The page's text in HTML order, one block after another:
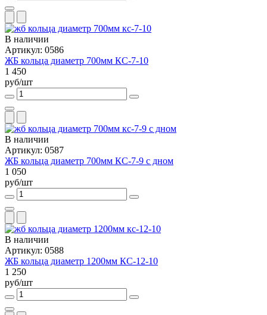
В наличии
Артикул: 0586
ЖБ кольца диаметр 700мм КС-7-10
1 450
руб/шт
В наличии
Артикул: 0587
ЖБ кольца диаметр 700мм КС-7-9 с дном
1 050
руб/шт
В наличии
Артикул: 0588
ЖБ кольца диаметр 1200мм КС-12-10
1 250
руб/шт